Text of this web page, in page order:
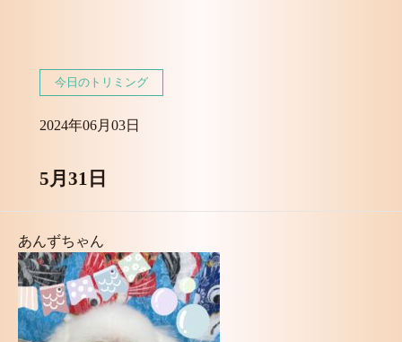
今日のトリミング
2024年06月03日
5月31日
あんずちゃん